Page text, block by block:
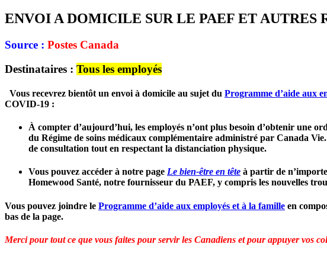
ENVOI A DOMICILE SUR LE PAEF ET AUTRES
Source : Postes Canada
Destinataires : Tous les employés
Vous recevrez bientôt un envoi à domicile au sujet du Programme d’aide aux
COVID-19 :
À compter d’aujourd’hui, les employés n’ont plus besoin d’obtenir une
du Régime de soins médicaux complémentaire administré par Canada
de consultation tout en respectant la distanciation physique.
Vous pouvez accéder à notre page Le bien-être en tête à partir de
Homewood Santé, notre fournisseur du PAEF, y compris les nouvelles
Vous pouvez joindre le Programme d’aide aux employés et à la famille en
bas de la page.
Merci pour tout ce que vous faites pour servir les Canadiens et pour appuyer vos